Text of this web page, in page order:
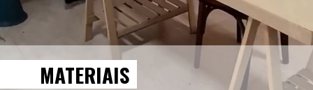
MATERIAIS